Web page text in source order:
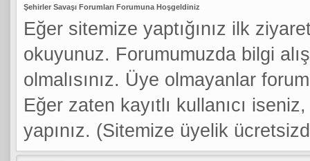
Şehirler Savaşı Forumları Forumuna Hoşgeldiniz
Eğer sitemize yaptığınız ilk
okuyunuz. Forumumuzda bilgi
olmalısınız. Üye olmayanlar
Eğer zaten kayıtlı kullanıcı
yapınız. (Sitemize üyelik